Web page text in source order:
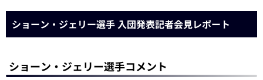
ショーン・ジェリー選手 入団発表記者会見レポート
ショーン・ジェリー選手コメント